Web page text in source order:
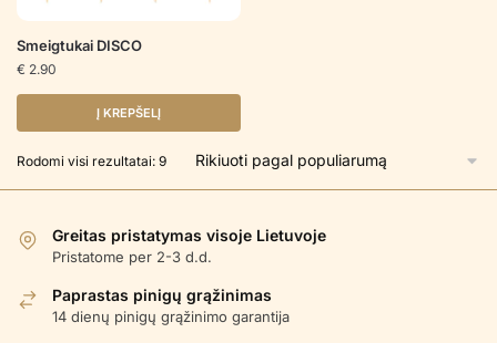
Smeigtukai DISCO
€ 2.90
Į KREPŠELĮ
Rodomi visi rezultatai: 9Rūšiuojama
Greitas pristatymas visoje Lietuvoje
Pristatome per 2-3 d.d.
Paprastas pinigų grąžinimas
14 dienų pinigų grąžinimo garantija